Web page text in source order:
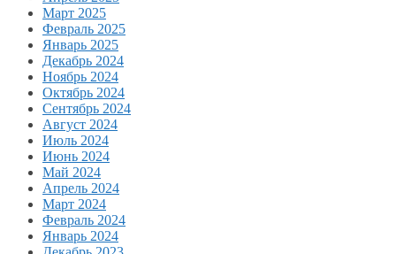
Март 2025
Февраль 2025
Январь 2025
Декабрь 2024
Ноябрь 2024
Октябрь 2024
Сентябрь 2024
Август 2024
Июль 2024
Июнь 2024
Май 2024
Апрель 2024
Март 2024
Февраль 2024
Январь 2024